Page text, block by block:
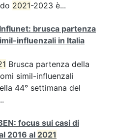
2021-2023 è...
brusca partenza
influenzali in Italia
Brusca partenza della
simil-influenzali
44° settimana del
focus sui casi di
2016 al 2021